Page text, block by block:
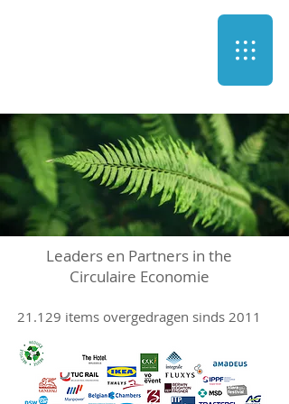
Leaders en Partners in the
Circulaire Economie
21.129 items overgedragen sinds 2011